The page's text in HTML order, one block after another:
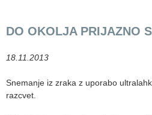
DO OKOLJA PRIJAZNO
18.11.2013
Snemanje iz zraka z uporabo
razcvet.